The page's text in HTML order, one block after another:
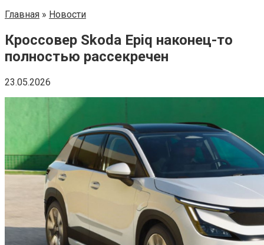
Главная » Новости
Кроссовер Skoda Epiq наконец-то
полностью рассекречен
23.05.2026